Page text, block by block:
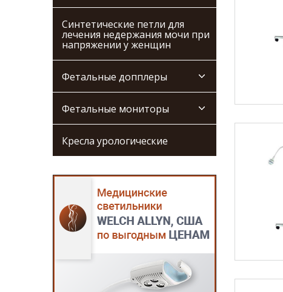
Синтетические петли для
лечения недержания мочи при
напряжении у женщин
Фетальные допплеры
Фетальные мониторы
Кресла урологические